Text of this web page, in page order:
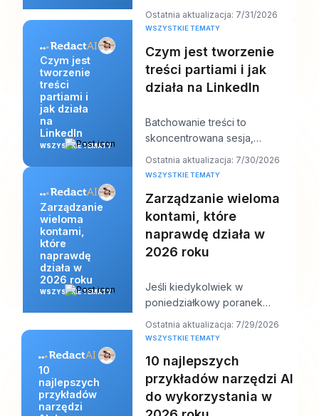
niewłaściwych rzeczy. Publikują
więcej, gonią za wi
Ostatnia aktualizacja: 7/31/2026
Czym jest
tworzenie
treści
partiami i
jak działa
na
LinkedIn
WSZYSTKIE TEMATY
WSZYSTKIE TEMATY
Czym jest tworzenie
treści partiami i jak
działa na LinkedIn
Batchowanie treści to
skoncentrowana sesja,
podczas której tworzysz naraz
wiele postów na LinkedIn,
Ostatnia aktualizacja: 7/30/2026
Zarządzanie
wieloma
kontami,
które
naprawdę
działa w
2026 roku
WSZYSTKIE TEMATY
WSZYSTKIE TEMATY
Zarządzanie wieloma
kontami, które
naprawdę działa w
2026 roku
Jeśli kiedykolwiek w
poniedziałkowy poranek
otworzyłeś jednego laptopa i
zobaczyłeś dwanaście logowa
Ostatnia aktualizacja: 7/29/2026
10
najlepszych
przykładów
narzędzi
WSZYSTKIE TEMATY
10 najlepszych
przykładów narzędzi AI
do wykorzystania w